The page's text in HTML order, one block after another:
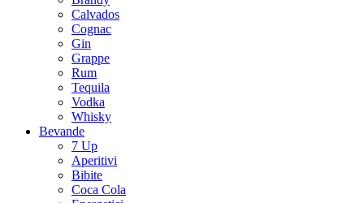
Calvados
Cognac
Gin
Grappe
Rum
Tequila
Vodka
Whisky
Bevande
7 Up
Aperitivi
Bibite
Coca Cola